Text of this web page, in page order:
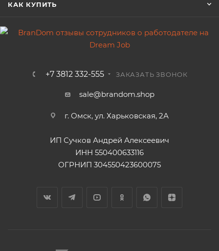
КАК КУПИТЬ
+7 3812 332-555 ЗАКАЗАТЬ ЗВОНОК
sale@brandom.shop
г. Омск, ул. Харьковская, 2А
ИП Сучков Андрей Алексеевич
ИНН 550400633116
ОГРНИП 304550423600075